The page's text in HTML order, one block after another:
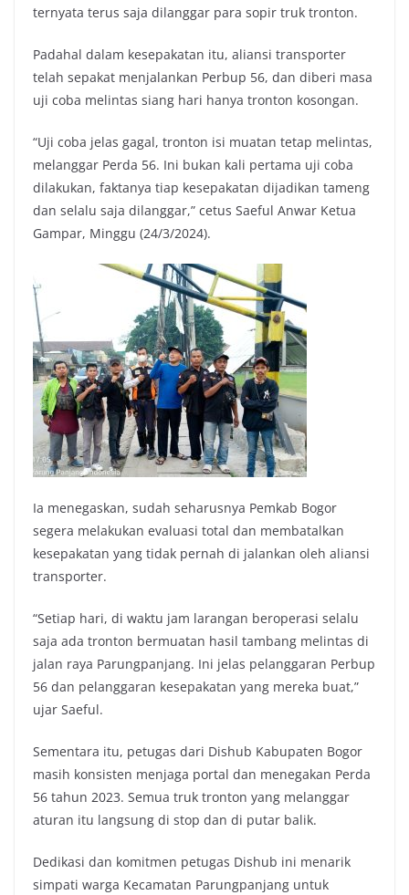
ternyata terus saja dilanggar para sopir truk tronton.
Padahal dalam kesepakatan itu, aliansi transporter
telah sepakat menjalankan Perbup 56, dan diberi masa
uji coba melintas siang hari hanya tronton kosongan.
“Uji coba jelas gagal, tronton isi muatan tetap melintas,
melanggar Perda 56. Ini bukan kali pertama uji coba
dilakukan, faktanya tiap kesepakatan dijadikan tameng
dan selalu saja dilanggar,” cetus Saeful Anwar Ketua
Gampar, Minggu (24/3/2024).
Ia menegaskan, sudah seharusnya Pemkab Bogor
segera melakukan evaluasi total dan membatalkan
kesepakatan yang tidak pernah di jalankan oleh aliansi
transporter.
“Setiap hari, di waktu jam larangan beroperasi selalu
saja ada tronton bermuatan hasil tambang melintas di
jalan raya Parungpanjang. Ini jelas pelanggaran Perbup
56 dan pelanggaran kesepakatan yang mereka buat,”
ujar Saeful.
Sementara itu, petugas dari Dishub Kabupaten Bogor
masih konsisten menjaga portal dan menegakan Perda
56 tahun 2023. Semua truk tronton yang melanggar
aturan itu langsung di stop dan di putar balik.
Dedikasi dan komitmen petugas Dishub ini menarik
simpati warga Kecamatan Parungpanjang untuk